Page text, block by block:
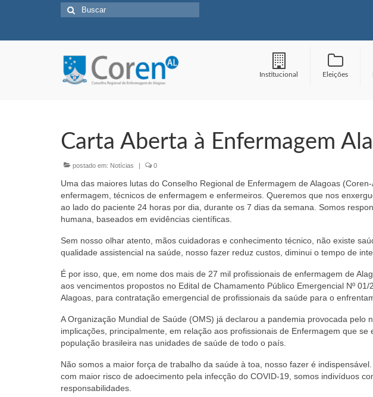
Buscar
por:
Institucional Eleições
Carta Aberta à Enfermagem
postado em: Notícias | 0
Uma das maiores lutas do Conselho Regional de Enfermagem de Alagoas
enfermagem, técnicos de enfermagem e enfermeiros. Queremos que nos
ao lado do paciente 24 horas por dia, durante os 7 dias da semana. Somos
humana, baseados em evidências científicas.
Sem nosso olhar atento, mãos cuidadoras e conhecimento técnico, não existe
qualidade assistencial na saúde, nosso fazer reduz custos, diminui o tempo de
É por isso, que, em nome dos mais de 27 mil profissionais de enfermagem de
aos vencimentos propostos no Edital de Chamamento Público Emergencial Nº
Alagoas, para contratação emergencial de profissionais da saúde para o
A Organização Mundial de Saúde (OMS) já declarou a pandemia provocada pelo
implicações, principalmente, em relação aos profissionais de Enfermagem que
população brasileira nas unidades de saúde de todo o país.
Não somos a maior força de trabalho da saúde à toa, nosso fazer é
com maior risco de adoecimento pela infecção do COVID-19, somos indivíduos
responsabilidades.